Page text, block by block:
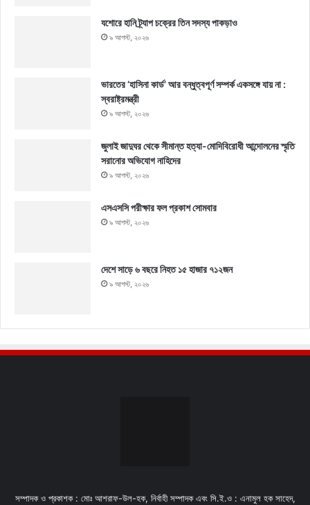
যশোরে হানি ট্র্যাপ চক্রের তিন সদস্য পাকড়াও
৯ আগস্ট, ২০২৬
ভারতের ‘হাসিনা কার্ড’ আর বন্ধুত্বপূর্ণ সম্পর্ক একসঙ্গে যায় না :
স্বরাষ্ট্রমন্ত্রী
৯ আগস্ট, ২০২৬
জুলাই জাদুঘর থেকে সীমান্ত হত্যা-মোদিবিরোধী আন্দোলনের স্মৃতি
সরানোর অভিযোগ নাহিদের
৯ আগস্ট, ২০২৬
এসএসসি পরীক্ষার ফল প্রকাশ সোমবার
৯ আগস্ট, ২০২৬
দেশে সাড়ে ৬ বছরে নিহত ১৫ হাজার ৭১২জন
৯ আগস্ট, ২০২৬
সম্পাদক ও প্রকাশক : মোঃ আশরাফ-উল-হক, নির্বাহী সম্পাদক এবং সি.ই.ও : এনামুল হক সাহেদ,